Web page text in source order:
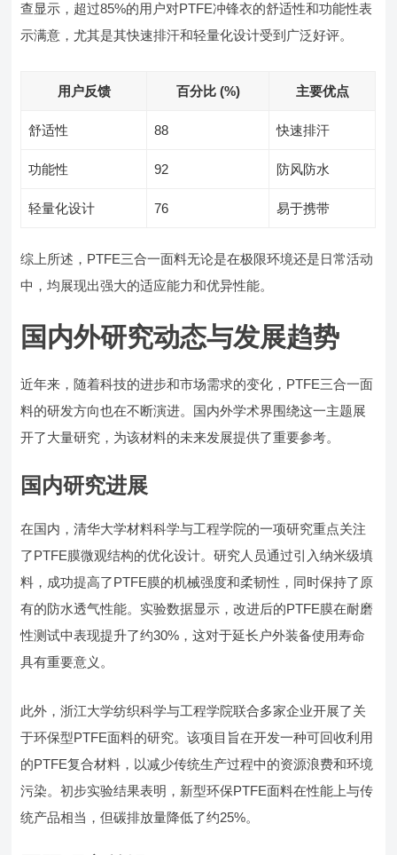
查显示，超过85%的用户对PTFE冲锋衣的舒适性和功能性表
示满意，尤其是其快速排汗和轻量化设计受到广泛好评。
用户反馈 百分比 (%) 主要优点
舒适性 88 快速排汗
功能性 92 防风防水
轻量化设计 76 易于携带
综上所述，PTFE三合一面料无论是在极限环境还是日常活动
中，均展现出强大的适应能力和优异性能。
国内外研究动态与发展趋势
近年来，随着科技的进步和市场需求的变化，PTFE三合一面
料的研发方向也在不断演进。国内外学术界围绕这一主题展
开了大量研究，为该材料的未来发展提供了重要参考。
国内研究进展
在国内，清华大学材料科学与工程学院的一项研究重点关注
了PTFE膜微观结构的优化设计。研究人员通过引入纳米级填
料，成功提高了PTFE膜的机械强度和柔韧性，同时保持了原
有的防水透气性能。实验数据显示，改进后的PTFE膜在耐磨
性测试中表现提升了约30%，这对于延长户外装备使用寿命
具有重要意义。
此外，浙江大学纺织科学与工程学院联合多家企业开展了关
于环保型PTFE面料的研究。该项目旨在开发一种可回收利用
的PTFE复合材料，以减少传统生产过程中的资源浪费和环境
污染。初步实验结果表明，新型环保PTFE面料在性能上与传
统产品相当，但碳排放量降低了约25%。